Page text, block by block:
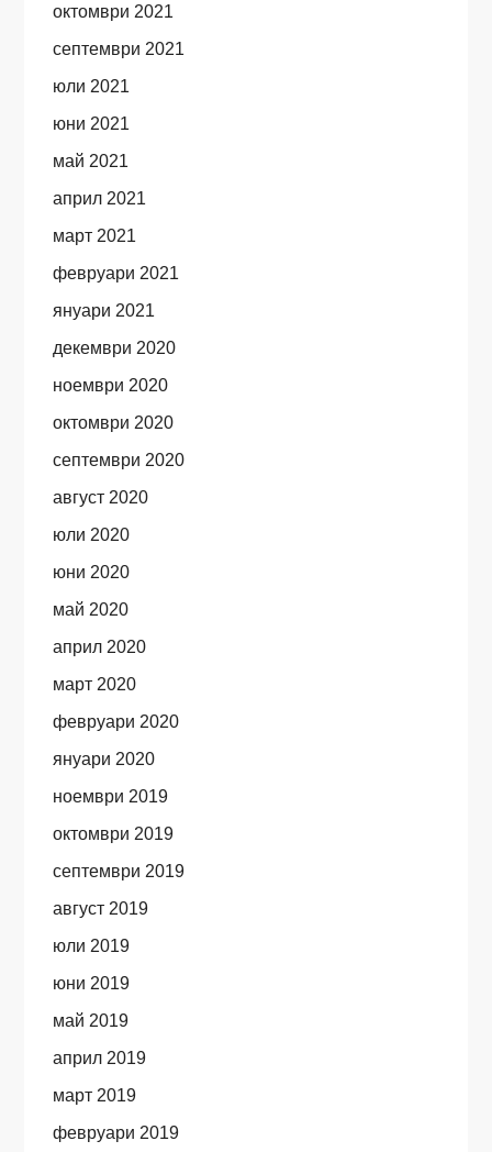
октомври 2021
септември 2021
юли 2021
юни 2021
май 2021
април 2021
март 2021
февруари 2021
януари 2021
декември 2020
ноември 2020
октомври 2020
септември 2020
август 2020
юли 2020
юни 2020
май 2020
април 2020
март 2020
февруари 2020
януари 2020
ноември 2019
октомври 2019
септември 2019
август 2019
юли 2019
юни 2019
май 2019
април 2019
март 2019
февруари 2019